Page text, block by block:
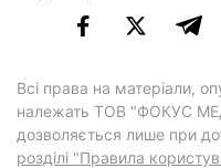
Всі права на матеріали,
належать ТОВ "ФОКУС
дозволяється лише при
розділі "Правила